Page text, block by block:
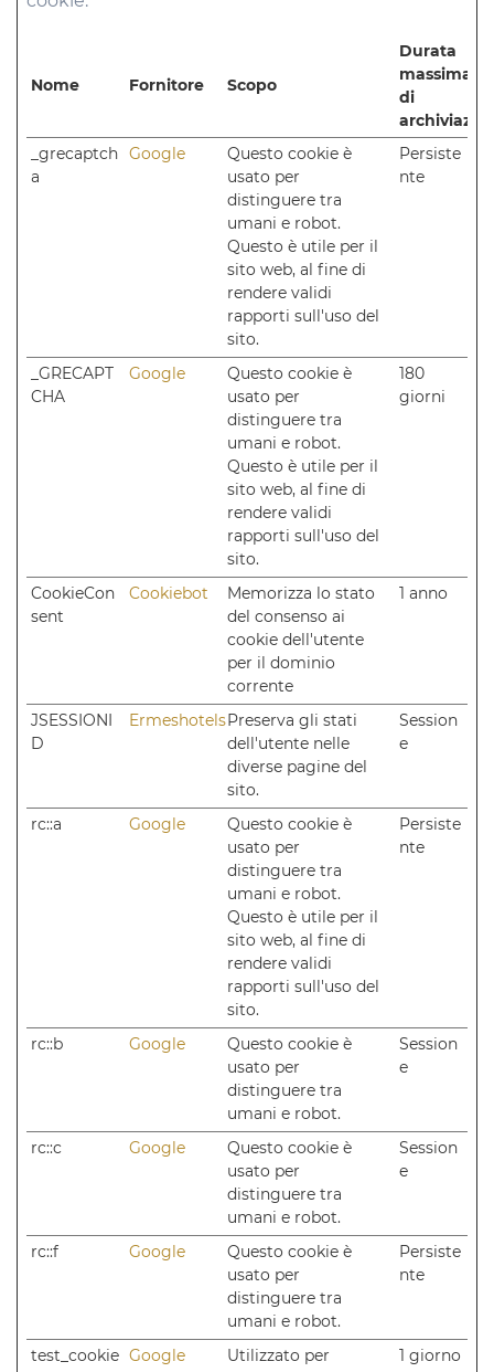
Nome Fornitore Scopo
Durata
massima
di
_grecaptch
a
Google
Questo cookie è
usato per
distinguere tra
umani e robot.
Questo è utile per il
sito web, al fine di
rendere validi
rapporti sull'uso del
sito.
Persiste
nte
_GRECAPT
CHA
Google
Questo cookie è
usato per
distinguere tra
umani e robot.
Questo è utile per il
sito web, al fine di
rendere validi
rapporti sull'uso del
sito.
180
giorni
CookieCon
sent
Cookiebot
Memorizza lo stato
del consenso ai
cookie dell'utente
per il dominio
corrente
1 anno
JSESSIONI
D
ErmeshotelsPreserva gli stati
dell'utente nelle
diverse pagine del
sito.
Session
e
rc::a Google
Questo cookie è
usato per
distinguere tra
umani e robot.
Questo è utile per il
sito web, al fine di
rendere validi
rapporti sull'uso del
sito.
Persiste
nte
rc::b Google
Questo cookie è
usato per
distinguere tra
umani e robot.
Session
e
rc::c Google
Questo cookie è
usato per
distinguere tra
umani e robot.
Session
e
rc::f Google
Questo cookie è
usato per
distinguere tra
umani e robot.
Persiste
nte
test_cookie Google
Utilizzato per
1 giorno